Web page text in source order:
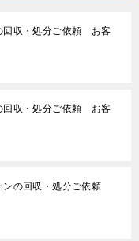
回収・処分ご依頼 お客
回収・処分ご依頼 お客
ンの回収・処分ご依頼